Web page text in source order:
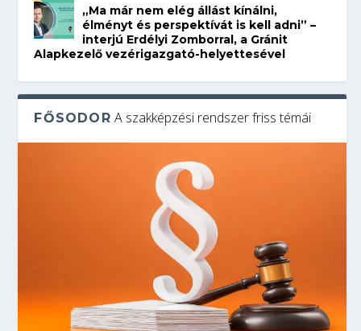
„Ma már nem elég állást kínálni,
élményt és perspektívát is kell adni” –
interjú Erdélyi Zomborral, a Gránit
Alapkezelő vezérigazgató-helyettesével
FŐSODOR A szakképzési rendszer friss témái